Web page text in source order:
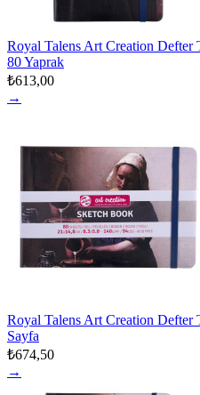
Royal Talens Art Creation
80 Yaprak
₺613,00
→
Royal Talens Art Creation
Sayfa
₺674,50
→